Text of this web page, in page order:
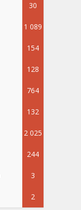
30
1 089
154
128
764
132
2 025
244
3
2